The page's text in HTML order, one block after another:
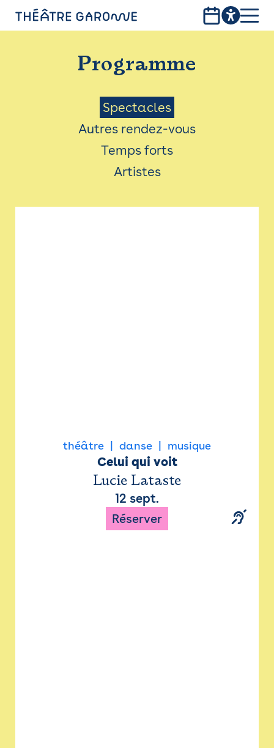
PROGRAMME
INFOS PRATIQUES
AVEC LES PUBLICS
ACCESSIBILITÉ
LES PRODUCTIONS
Programme
Menu
Saison
Spectacles
Autres rendez-vous
Temps forts
Artistes
théâtre danse musique
Celui qui voit
Lucie Lataste
12 sept.
Réserver